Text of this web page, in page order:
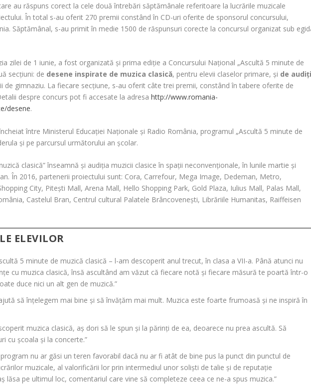
au răspuns corect la cele două întrebări săptămânale referitoare la lucrările muzicale
În total s-au oferit 270 premii constând în CD-uri oferite de sponsorul concursului,
Săptămânal, s-au primit în medie 1500 de răspunsuri corecte la concursul organizat sub
zilei de 1 iunie, a fost organizată și prima ediție a Concursului Național „Ascultă 5 minute de
secțiuni: de desene inspirate de muzica clasică, pentru elevii claselor primare, și de
de gimnaziu. La fiecare secțiune, s-au oferit câte trei premii, constând în tabere oferite de
despre concurs pot fi accesate la adresahttp://www.romania-
desene.
între Ministerul Educației Naționale și Radio România, programul „Ascultă 5 minute de
și pe parcursul următorului an școlar.
clasică” înseamnă și audiția muzicii clasice în spații neconvenționale, în lunile martie și
În 2016, partenerii proiectului sunt: Cora, Carrefour, Mega Image, Dedeman, Metro,
City, Pitești Mall, Arena Mall, Hello Shopping Park, Gold Plaza, Iulius Mall, Palas Mall,
Castelul Bran, Centrul cultural Palatele Brâncovenești, Librăriile Humanitas, Raiffeisen
ELEVILOR
5 minute de muzică clasică – l-am descoperit anul trecut, în clasa a VII-a. Până atunci nu
cu muzica clasică, însă ascultând am văzut că fiecare notă și fiecare măsură te poartă într-o
duce nici un alt gen de muzică.”
să înțelegem mai bine și să învățăm mai mult. Muzica este foarte frumoasă și ne inspiră în
muzica clasică, aș dori să le spun și la părinți de ea, deoarece nu prea ascultă. Să
cu școala și la concerte.”
nu ar găsi un teren favorabil dacă nu ar fi atât de bine pus la punct din punctul de
muzicale, al valorificării lor prin intermediul unor soliști de talie și de reputație
lăsa pe ultimul loc, comentariul care vine să completeze ceea ce ne-a spus muzica.”